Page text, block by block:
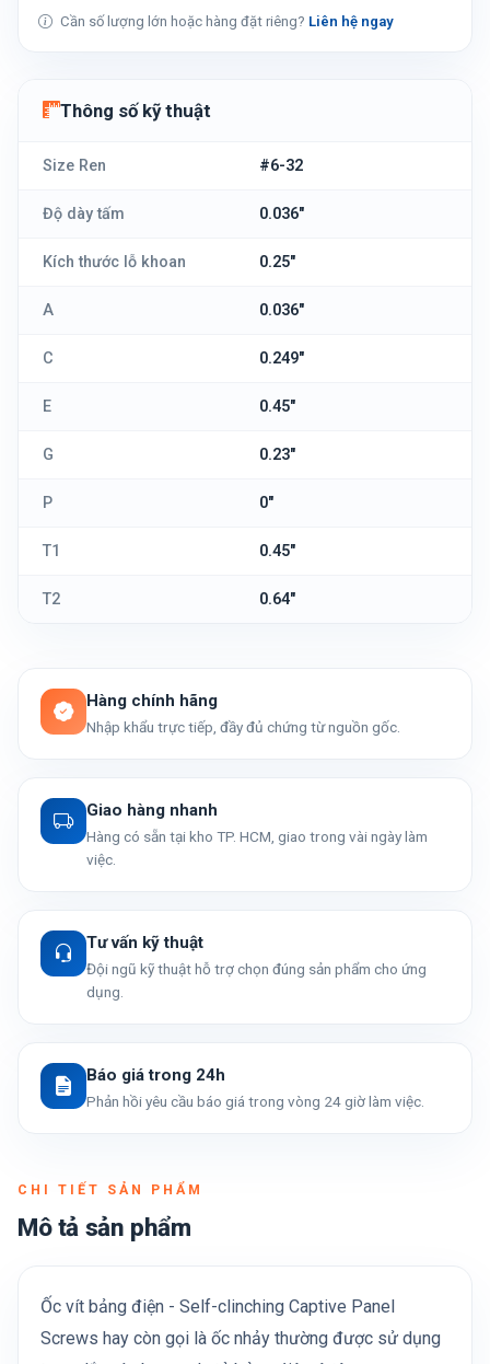
Cần số lượng lớn hoặc hàng đặt riêng? Liên hệ ngay
Thông số kỹ thuật
Size Ren #6-32
Độ dày tấm 0.036"
Kích thước lỗ khoan 0.25"
A 0.036"
C 0.249"
E 0.45"
G 0.23"
P 0"
T1 0.45"
T2 0.64"
Hàng chính hãng
Nhập khẩu trực tiếp, đầy đủ chứng từ nguồn gốc.
Giao hàng nhanh
Hàng có sẵn tại kho TP. HCM, giao trong vài ngày làm
việc.
Tư vấn kỹ thuật
Đội ngũ kỹ thuật hỗ trợ chọn đúng sản phẩm cho ứng
dụng.
Báo giá trong 24h
Phản hồi yêu cầu báo giá trong vòng 24 giờ làm việc.
CHI TIẾT SẢN PHẨM
Mô tả sản phẩm
Ốc vít bảng điện - Self-clinching Captive Panel
Screws hay còn gọi là ốc nhảy thường được sử dụng